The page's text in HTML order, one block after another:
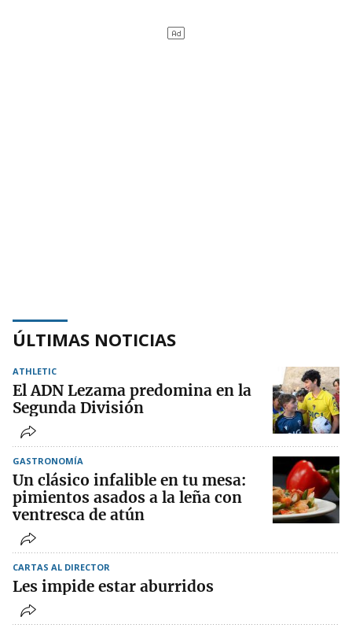
ÚLTIMAS NOTICIAS
ATHLETIC
El ADN Lezama predomina en la
Segunda División
GASTRONOMÍA
Un clásico infalible en tu mesa:
pimientos asados a la leña con
ventresca de atún
CARTAS AL DIRECTOR
Les impide estar aburridos